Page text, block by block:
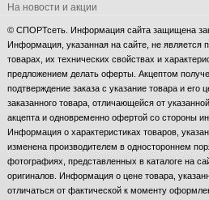
На новости и акции
© СПОРТсеть. Информация сайта защищена
Информация, указанная на сайте, не
товарах, их технических свойствах и
предложением делать оферты. Акцептом
подтверждение заказа с указание товара и
заказанного товара, отличающейся от
акцепта и одновременно офертой со стороны
Информация о характеристиках товаров,
изменена производителем в одностороннем
фотографиях, представленных в каталоге на
оригиналов. Информация о цене товара,
отличаться от фактической к моменту